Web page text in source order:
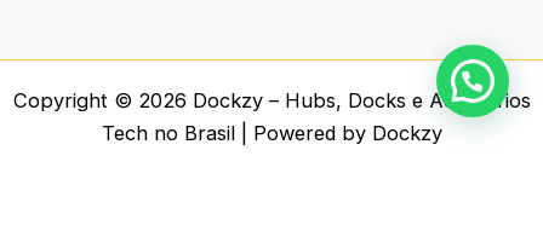
Copyright © 2026 Dockzy – Hubs, Docks e Acessórios
Tech no Brasil | Powered by Dockzy